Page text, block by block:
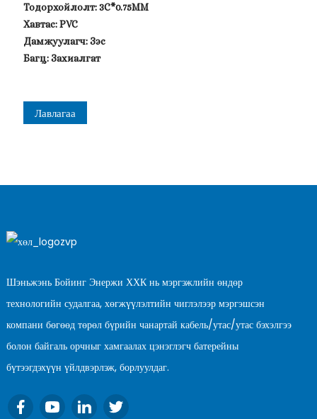
Тодорхойлолт: 3C*0.75MM
Хавтас: PVC
Дамжуулагч: Зэс
Багц: Захиалгат
Лавлагаа
Шэньжэнь Бойинг Энержи ХХК нь мэргэжлийн өндөр
технологийн судалгаа, хөгжүүлэлтийн чиглэлээр мэргэшсэн
компани бөгөөд төрөл бүрийн чанартай кабель/утас/утас бэхэлгээ
болон байгаль орчныг хамгаалах цэнэглэгч батерейны
бүтээгдэхүүн үйлдвэрлэж, борлуулдаг.